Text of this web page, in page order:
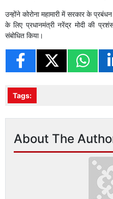
उन्होंने कोरोना महामारी में सरकार के
के लिए प्रधानमंत्री नरेंद्र मोदी की
संबोधित किया।
Tags:
About The